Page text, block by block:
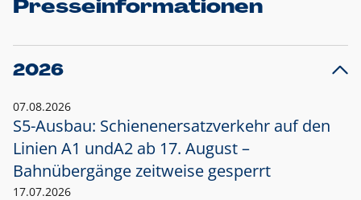
Presseinformationen
2026
07.08.2026
S5-Ausbau: Schienenersatzverkehr auf den
Linien A1 undA2 ab 17. August –
Bahnübergänge zeitweise gesperrt
17.07.2026